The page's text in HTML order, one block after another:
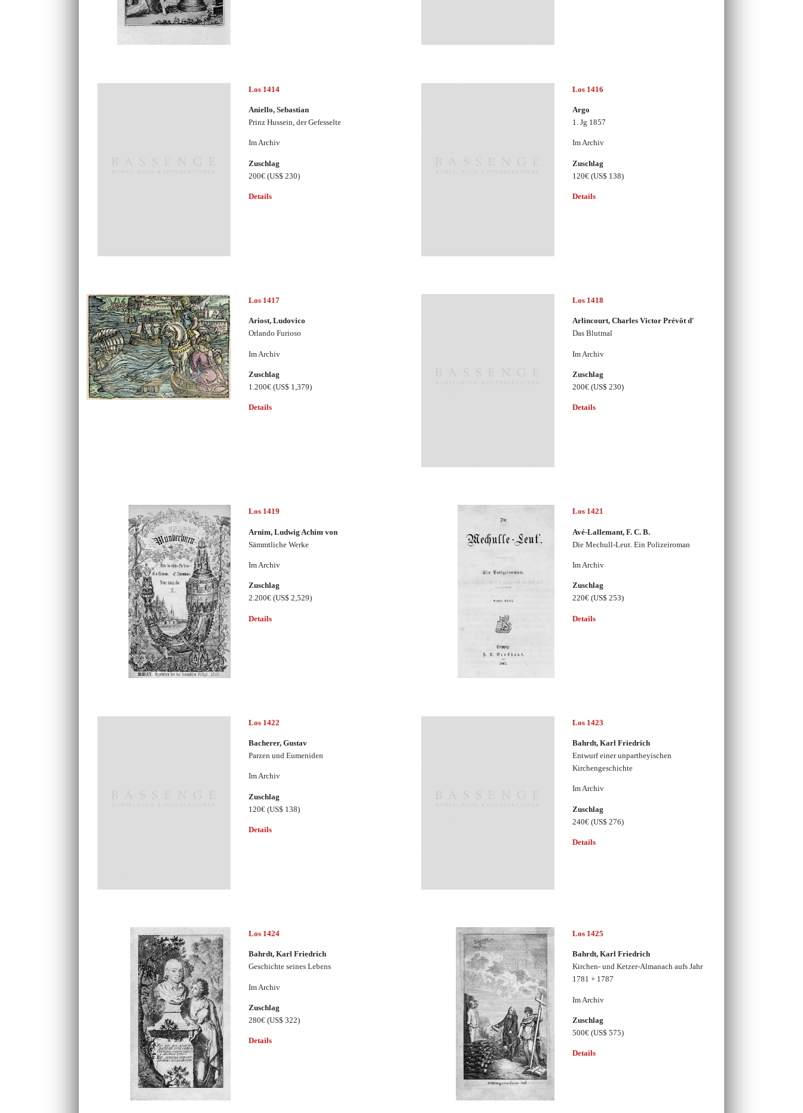
Los 1414
Aniello, Sebastian
Prinz Hussein, der Gefesselte
Im Archiv
Zuschlag
200€(US$ 230)
Details
Los 1416
Argo
1. Jg 1857
Im Archiv
Zuschlag
120€ (US$ 138)
Details
Los 1417
Ariost, Ludovico
Orlando Furioso
Im Archiv
Zuschlag
1.200€(US$ 1,379)
Details
Los 1418
Arlincourt, Charles Victor Prévôt d'
Das Blutmal
Im Archiv
Zuschlag
200€ (US$ 230)
Details
Los 1419
Arnim, Ludwig Achim von
Sämmtliche Werke
Im Archiv
Zuschlag
2.200€(US$ 2,529)
Details
Los 1421
Avé-Lallemant, F. C. B.
Die Mechull-Leut. Ein Polizeiroman
Im Archiv
Zuschlag
220€ (US$ 253)
Details
Los 1422
Bacherer, Gustav
Parzen und Eumeniden
Im Archiv
Zuschlag
120€(US$ 138)
Details
Los 1423
Bahrdt, Karl Friedrich
Entwurf einer unpartheyischen
Kirchengeschichte
Im Archiv
Zuschlag
240€ (US$ 276)
Details
Los 1424
Bahrdt, Karl Friedrich
Geschichte seines Lebens
Im Archiv
Zuschlag
280€(US$ 322)
Details
Los 1425
Bahrdt, Karl Friedrich
Kirchen- und Ketzer-Almanach aufs Jahr
1781 + 1787
Im Archiv
Zuschlag
500€ (US$ 575)
Details